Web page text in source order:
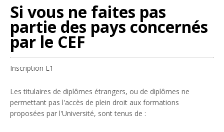
Si vous ne faites pas
partie des pays concernés
par le CEF
Inscription L1
Les titulaires de diplômes étrangers, ou de diplômes ne
permettant pas l'accès de plein droit aux formations
proposées par l'Université, sont tenus de :